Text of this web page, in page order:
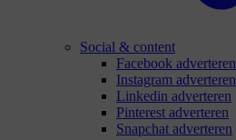
Social & content
Facebook adverteren
Instagram adverteren
Linkedin adverteren
Pinterest adverteren
Snapchat adverteren